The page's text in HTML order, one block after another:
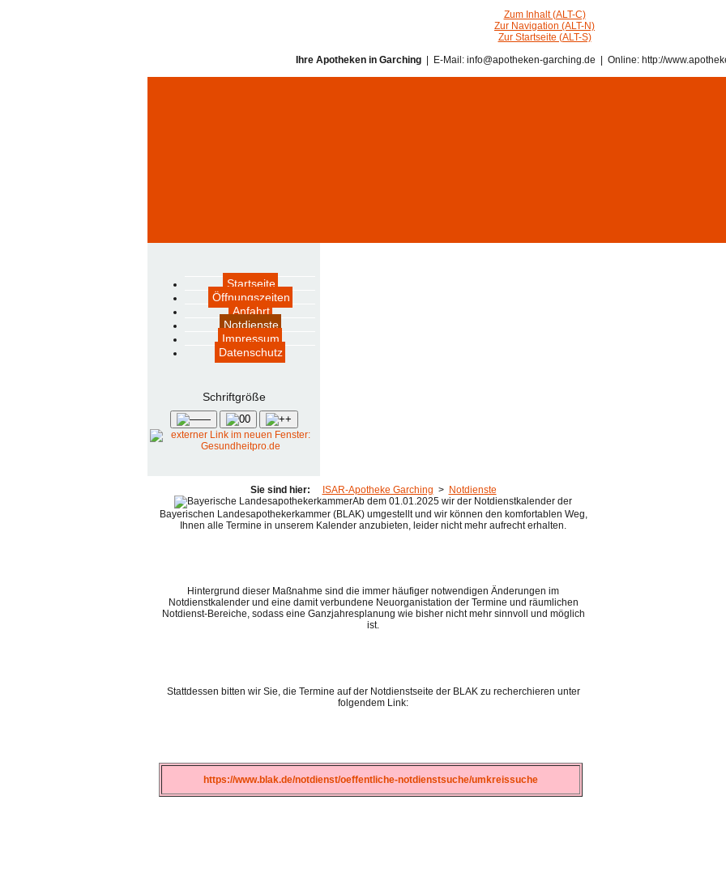
Zum Inhalt (ALT-C)
Zur Navigation (ALT-N)
Zur Startseite (ALT-S)
Ihre Apotheken in Garching| E-Mail: info@apotheken-garching.de | Online: http://
Startseite
Öffnungszeiten
Anfahrt
Notdienste
Impressum
Datenschutz
Schrift­größe
— 0 +
Sie sind hier: ISAR-Apotheke Garching > Notdienste
Ab dem 01.01.2025 wir der Notdienstkalender der
Bayerischen Landesapothekerkammer (BLAK) umgestellt und wir können den komfortablen Weg,
Ihnen alle Termine in unserem Kalender anzubieten, leider nicht mehr aufrecht erhalten.
Hintergrund dieser Maßnahme sind die immer häufiger notwendigen Änderungen im
Notdienstkalender und eine damit verbundene Neuorganistation der Termine und räumlichen
Notdienst-Bereiche, sodass eine Ganzjahresplanung wie bisher nicht mehr sinnvoll und möglich
ist.
Stattdessen bitten wir Sie, die Termine auf der Notdienstseite der BLAK zu recherchieren unter
folgendem Link:
https://www.blak.de/notdienst/oeffentliche-notdienstsuche/umkreissuche